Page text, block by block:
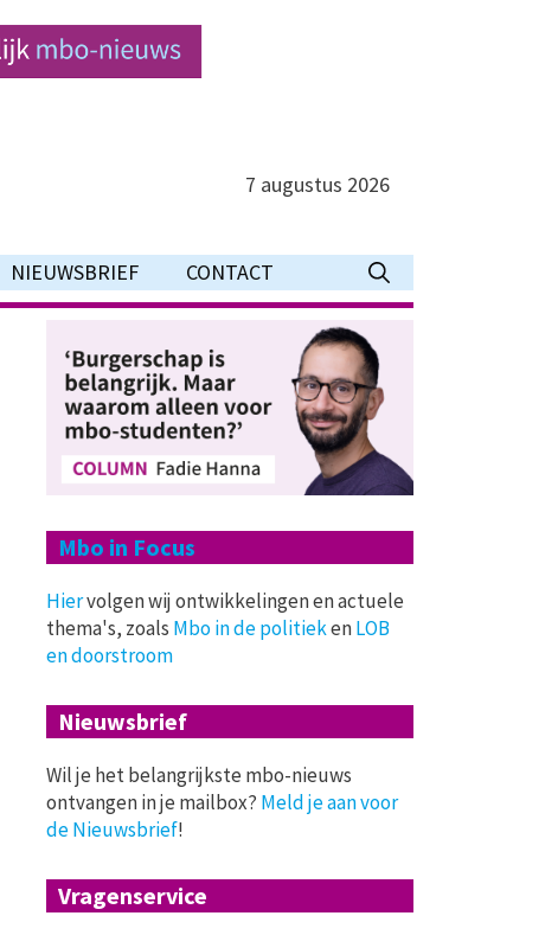
7 augustus 2026
NIEUWSBRIEF CONTACT
Mbo in Focus
Hiervolgen wij ontwikkelingen en actuele
thema's, zoals Mbo in de politiekenLOB
en doorstroom
Nieuwsbrief
Wil je het belangrijkste mbo-nieuws
ontvangen in je mailbox? Meld je aan voor
de Nieuwsbrief!
Vragenservice